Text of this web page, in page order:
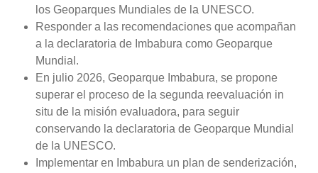
los Geoparques Mundiales de la UNESCO.
Responder a las recomendaciones que acompañan
a la declaratoria de Imbabura como Geoparque
Mundial.
En julio 2026, Geoparque Imbabura, se propone
superar el proceso de la segunda reevaluación in
situ de la misión evaluadora, para seguir
conservando la declaratoria de Geoparque Mundial
de la UNESCO.
Implementar en Imbabura un plan de senderización,